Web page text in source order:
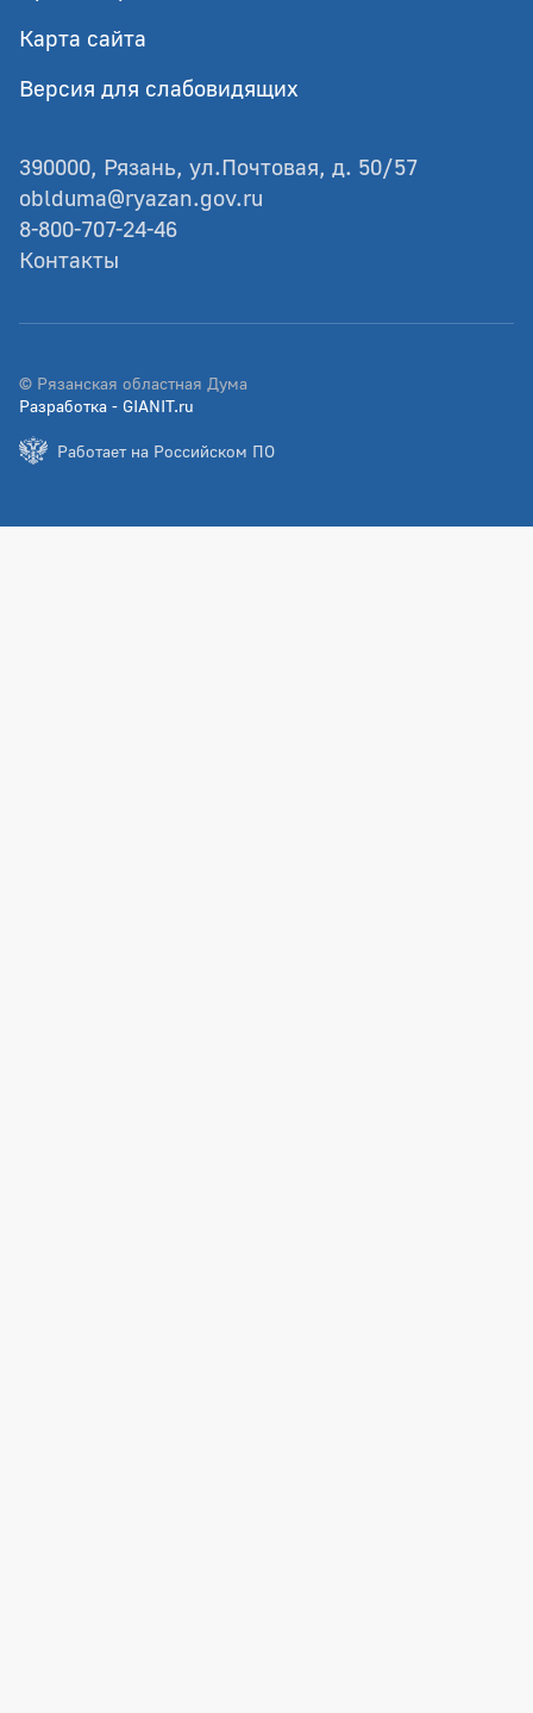
Карта сайта
Версия для слабовидящих
390000, Рязань, ул.Почтовая, д. 50/57
oblduma@ryazan.gov.ru
8-800-707-24-46
Контакты
© Рязанская областная Дума
Разработка - GIANIT.ru
Работает на Российском ПО